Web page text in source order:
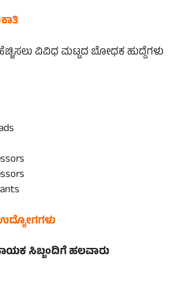
ಹೆಚ್ಚಿಸಲು ವಿವಿಧ ಮಟ್ಟದ ಬೋಧಕ ಹುದ್ದೆಗಳು
ಸಿಬ್ಬಂದಿಗೆ ಹಲವಾರು